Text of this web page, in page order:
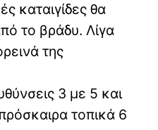
καταιγίδες θα
το βράδυ. Λίγα
της
3 με 5 και
τοπικά 6